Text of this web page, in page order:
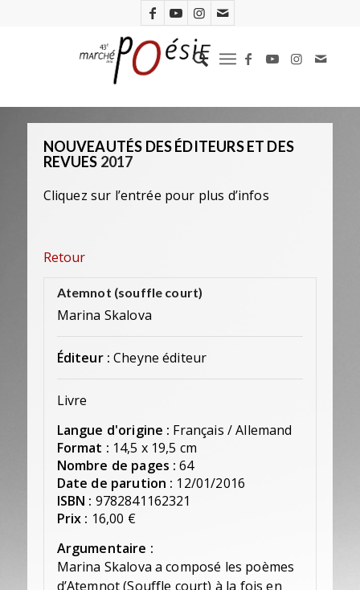
NOUVEAUTÉS DES ÉDITEURS ET DES
REVUES 2017
Cliquez sur l’entrée pour plus d’infos
Retour
Atemnot (souffle court)
Marina Skalova
Éditeur : Cheyne éditeur
Livre
Langue d'origine : Français / Allemand
Format : 14,5 x 19,5 cm
Nombre de pages : 64
Date de parution : 12/01/2016
ISBN : 9782841162321
Prix : 16,00 €
Argumentaire :
Marina Skalova a composé les poèmes
d’Atemnot (Souffle court) à la fois en